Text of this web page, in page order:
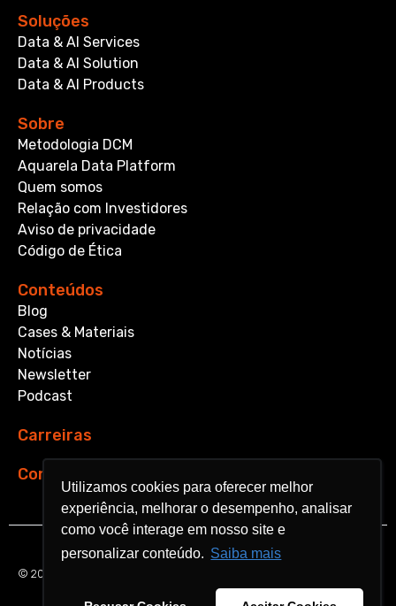
Utilizamos cookies para oferecer melhor
experiência, melhorar o desempenho, analisar
como você interage em nosso site e
personalizar conteúdo. Saiba mais
Utilizamos cookies para oferecer melhor
experiência, melhorar o desempenho, analisar
como você interage em nosso site e
personalizar conteúdo. Saiba mais
Soluções
Data & AI Services
Data & AI Solution
Data & AI Products
Sobre
Metodologia DCM
Aquarela Data Platform
Quem somos
Relação com Investidores
Aviso de privacidade
Código de Ética
Conteúdos
Blog
Cases & Materiais
Notícias
Newsletter
Podcast
Carreiras
Contato
© 2026 Aquarela Analytics. All rights reserved.